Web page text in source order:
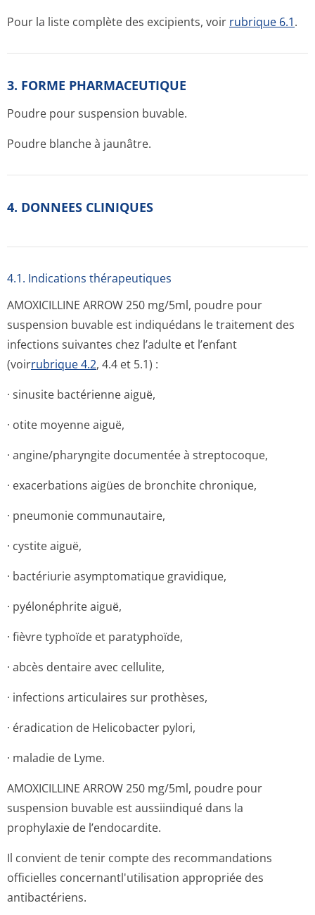
Pour la liste complète des excipients, voir rubrique 6.1.
3. FORME PHARMACEUTIQUE
Poudre pour suspension buvable.
Poudre blanche à jaunâtre.
4. DONNEES CLINIQUES
4.1. Indications thérapeutiques
AMOXICILLINE ARROW 250 mg/5ml, poudre pour
suspension buvable est indiquédans le traitement des
infections suivantes chez l’adulte et l’enfant
(voirrubrique 4.2, 4.4 et 5.1) :
· sinusite bactérienne aiguë,
· otite moyenne aiguë,
· angine/pharyngite documentée à streptocoque,
· exacerbations aigües de bronchite chronique,
· pneumonie communautaire,
· cystite aiguë,
· bactériurie asymptomatique gravidique,
· pyélonéphrite aiguë,
· fièvre typhoïde et paratyphoïde,
· abcès dentaire avec cellulite,
· infections articulaires sur prothèses,
· éradication de Helicobacter pylori,
· maladie de Lyme.
AMOXICILLINE ARROW 250 mg/5ml, poudre pour
suspension buvable est aussiindiqué dans la
prophylaxie de l’endocardite.
Il convient de tenir compte des recommandations
officielles concernantl'u­tilisation appropriée des
antibactériens.